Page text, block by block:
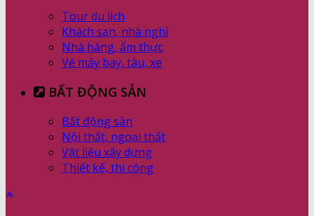
Tour du lịch
Khách sạn, nhà nghỉ
Nhà hàng, ẩm thực
Vé máy bay, tàu, xe
BẤT ĐỘNG SẢN
Bất động sản
Nội thất, ngoại thất
Vật liệu xây dựng
Thiết kế, thi công